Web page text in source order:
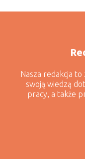
Nasza redakcja to
swoją wiedzą
pracy, a także